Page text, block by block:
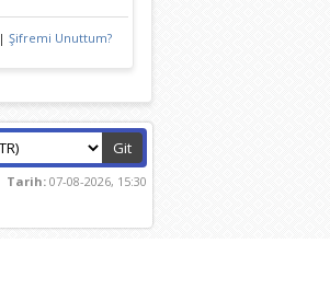
| Şifremi Unuttum?
Tarih:07-08-2026, 15:30